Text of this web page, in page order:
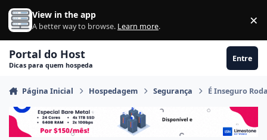
Ir para conteúdo
View in the app
A better way to browse. Learn more. ×
Portal do Host
Dicas para quem hospeda
Entre
Página Inicial Hospedagem Segurança É Inseguro